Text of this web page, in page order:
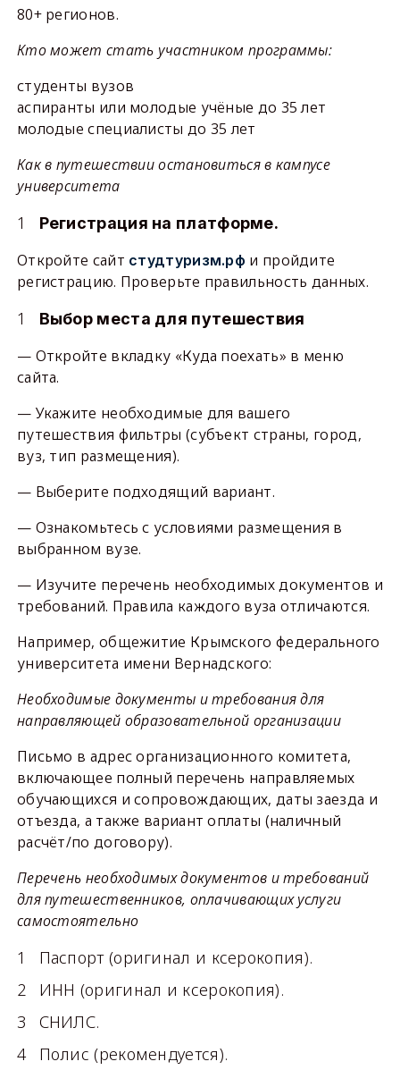
80+ регионов.
Кто может стать участником программы:
студенты вузов
аспиранты или молодые учёные до 35 лет
молодые специалисты до 35 лет
Как в путешествии остановиться в кампусе
университета
Регистрация на платформе.
Откройте сайт студтуризм.рф и пройдите
регистрацию. Проверьте правильность данных.
Выбор места для путешествия
— Откройте вкладку «Куда поехать» в меню
сайта.
— Укажите необходимые для вашего
путешествия фильтры (субъект страны, город,
вуз, тип размещения).
— Выберите подходящий вариант.
— Ознакомьтесь с условиями размещения в
выбранном вузе.
— Изучите перечень необходимых документов и
требований. Правила каждого вуза отличаются.
Например, общежитие Крымского федерального
университета имени Вернадского:
Необходимые документы и требования для
направляющей образовательной организации
Письмо в адрес организационного комитета,
включающее полный перечень направляемых
обучающихся и сопровождающих, даты заезда и
отъезда, а также вариант оплаты (наличный
расчёт/по договору).
Перечень необходимых документов и требований
для путешественников, оплачивающих услуги
самостоятельно
Паспорт (оригинал и ксерокопия).
ИНН (оригинал и ксерокопия).
СНИЛС.
Полис (рекомендуется).